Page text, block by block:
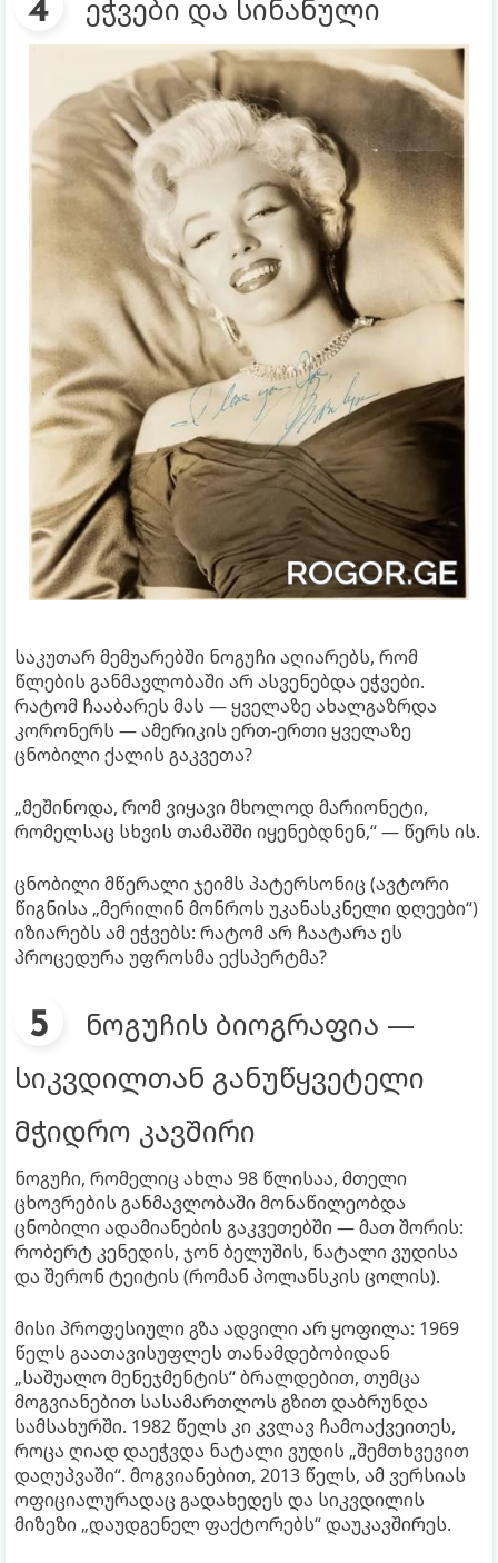
ეჭვები და სინანული
საკუთარ მემუარებში ნოგუჩი აღიარებს, რომ
წლების განმავლობაში არ ასვენებდა ეჭვები.
რატომ ჩააბარეს მას — ყველაზე ახალგაზრდა
კორონერს — ამერიკის ერთ-ერთი ყველაზე
ცნობილი ქალის გაკვეთა?
„მეშინოდა, რომ ვიყავი მხოლოდ მარიონეტი,
რომელსაც სხვის თამაშში იყენებდნენ,“ — წერს ის.
ცნობილი მწერალი ჯეიმს პატერსონიც (ავტორი
წიგნისა „მერილინ მონროს უკანასკნელი დღეები“)
იზიარებს ამ ეჭვებს: რატომ არ ჩაატარა ეს
პროცედურა უფროსმა ექსპერტმა?
ნოგუჩის ბიოგრაფია —
სიკვდილთან განუწყვეტელი
მჭიდრო კავშირი
ნოგუჩი, რომელიც ახლა 98 წლისაა, მთელი
ცხოვრების განმავლობაში მონაწილეობდა
ცნობილი ადამიანების გაკვეთებში — მათ შორის:
რობერტ კენედის, ჯონ ბელუშის, ნატალი ვუდისა
და შერონ ტეიტის (რომან პოლანსკის ცოლის).
მისი პროფესიული გზა ადვილი არ ყოფილა: 1969
წელს გაათავისუფლეს თანამდებობიდან
„საშუალო მენეჯმენტის“ ბრალდებით, თუმცა
მოგვიანებით სასამართლოს გზით დაბრუნდა
სამსახურში. 1982 წელს კი კვლავ ჩამოაქვეითეს,
როცა ღიად დაეჭვდა ნატალი ვუდის „შემთხვევით
დაღუპვაში“. მოგვიანებით, 2013 წელს, ამ ვერსიას
ოფიციალურადაც გადახედეს და სიკვდილის
მიზეზი „დაუდგენელ ფაქტორებს“ დაუკავშირეს.